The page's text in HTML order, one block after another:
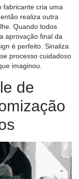
fabricante cria uma
realiza outra
Quando todos
aprovação final da
é perfeito. Sinaliza
processo cuidadoso
imaginou.
de